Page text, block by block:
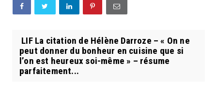
LIF La citation de Hélène Darroze – « On ne
peut donner du bonheur en cuisine que si
l’on est heureux soi-même » – résume
parfaitement...